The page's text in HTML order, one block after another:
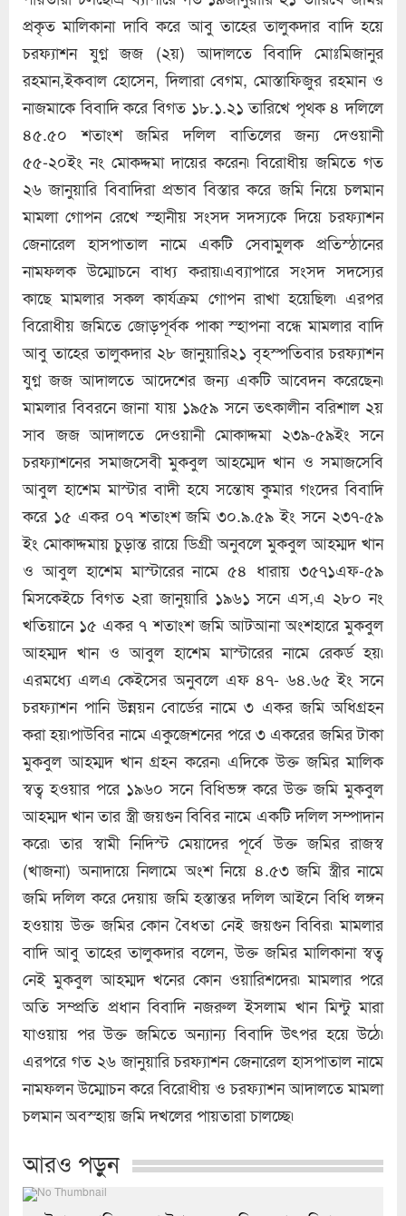
প্রকৃত মালিকানা দাবি করে আবু তাহের তালুকদার বাদি হয়ে
চরফ্যাশন যুগ্ন জজ (২য়) আদালতে বিবাদি মোঃমিজানুর
রহমান,ইকবাল হোসেন, দিলারা বেগম, মোস্তাফিজুর রহমান ও
নাজমাকে বিবাদি করে বিগত ১৮.১.২১ তারিখে পৃথক ৪ দলিলে
৪৫.৫০ শতাংশ জমির দলিল বাতিলের জন্য দেওয়ানী
৫৫-২০ইং নং মোকদ্দমা দায়ের করেন৷ বিরোধীয় জমিতে গত
২৬ জানুয়ারি বিবাদিরা প্রভাব বিস্তার করে জমি নিয়ে চলমান
মামলা গোপন রেখে স্হানীয় সংসদ সদস্যকে দিয়ে চরফ্যাশন
জেনারেল হাসপাতাল নামে একটি সেবামুলক প্রতিস্ঠানের
নামফলক উম্মোচনে বাধ্য করায়৷এব্যাপারে সংসদ সদস্যের
কাছে মামলার সকল কার্যক্রম গোপন রাখা হয়েছিল৷ এরপর
বিরোধীয় জমিতে জোড়পূর্বক পাকা স্হাপনা বন্ধে মামলার বাদি
আবু তাহের তালুকদার ২৮ জানুয়ারি২১ বৃহস্পতিবার চরফ্যাশন
যুগ্ন জজ আদালতে আদেশের জন্য একটি আবেদন করেছেন৷
মামলার বিবরনে জানা যায় ১৯৫৯ সনে তৎকালীন বরিশাল ২য়
সাব জজ আদালতে দেওয়ানী মোকাদ্দমা ২৩৯-৫৯ইং সনে
চরফ্যাশনের সমাজসেবী মুকবুল আহম্মেদ খান ও সমাজসেবি
আবুল হাশেম মাস্টার বাদী হযে সন্তোষ কুমার গংদের বিবাদি
করে ১৫ একর ০৭ শতাংশ জমি ৩০.৯.৫৯ ইং সনে ২৩৭-৫৯
ইং মোকাদ্দমায় চুড়ান্ত রায়ে ডিগ্রী অনুবলে মুকবুল আহম্মদ খান
ও আবুল হাশেম মাস্টারের নামে ৫৪ ধারায় ৩৫৭১এফ-৫৯
মিসকেইচে বিগত ২রা জানুয়ারি ১৯৬১ সনে এস,এ ২৮০ নং
খতিয়ানে ১৫ একর ৭ শতাংশ জমি আটআনা অংশহারে মুকবুল
আহম্মদ খান ও আবুল হাশেম মাস্টারের নামে রেকর্ড হয়৷
এরমধ্যে এলএ কেইসের অনুবলে এফ ৪৭- ৬৪.৬৫ ইং সনে
চরফ্যাশন পানি উন্নয়ন বোর্ডের নামে ৩ একর জমি অধিগ্রহন
করা হয়৷পাউবির নামে একুজেশনের পরে ৩ একরের জমির টাকা
মুকবুল আহম্মদ খান গ্রহন করেন৷ এদিকে উক্ত জমির মালিক
স্বত্ব হওয়ার পরে ১৯৬০ সনে বিধিভঙ্গ করে উক্ত জমি মুকবুল
আহম্মদ খান তার স্ত্রী জয়গুন বিবির নামে একটি দলিল সম্পাদান
করে৷ তার স্বামী নিদিস্ট মেয়াদের পূর্বে উক্ত জমির রাজস্ব
(খাজনা) অনাদায়ে নিলামে অংশ নিয়ে ৪.৫৩ জমি স্ত্রীর নামে
জমি দলিল করে দেয়ায় জমি হস্তান্তর দলিল আইনে বিধি লঙ্গন
হওয়ায় উক্ত জমির কোন বৈধতা নেই জয়গুন বিবির৷ মামলার
বাদি আবু তাহের তালুকদার বলেন, উক্ত জমির মালিকানা স্বত্ব
নেই মুকবুল আহম্মদ খনের কোন ওয়ারিশদের৷ মামলার পরে
অতি সম্প্রতি প্রধান বিবাদি নজরুল ইসলাম খান মিন্টু মারা
যাওয়ায় পর উক্ত জমিতে অন্যান্য বিবাদি উৎপর হয়ে উঠে৷
এরপরে গত ২৬ জানুয়ারি চরফ্যাশন জেনারেল হাসপাতাল নামে
নামফলন উম্মোচন করে বিরোধীয় ও চরফ্যাশন আদালতে মামলা
চলমান অবস্হায় জমি দখলের পায়তারা চালচ্ছে৷
আরও পড়ুন